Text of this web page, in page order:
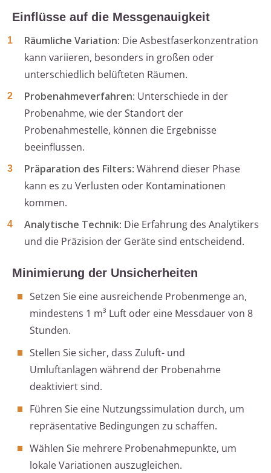
Einflüsse auf die Messgenauigkeit
Räumliche Variation: Die Asbestfaserkonzentration
kann variieren, besonders in großen oder
unterschiedlich belüfteten Räumen.
Probenahmeverfahren: Unterschiede in der
Probenahme, wie der Standort der
Probenahmestelle, können die Ergebnisse
beeinflussen.
Präparation des Filters: Während dieser Phase
kann es zu Verlusten oder Kontaminationen
kommen.
Analytische Technik: Die Erfahrung des Analytikers
und die Präzision der Geräte sind entscheidend.
Minimierung der Unsicherheiten
Setzen Sie eine ausreichende Probenmenge an,
mindestens 1 m³ Luft oder eine Messdauer von 8
Stunden.
Stellen Sie sicher, dass Zuluft- und
Umluftanlagen während der Probenahme
deaktiviert sind.
Führen Sie eine Nutzungssimulation durch, um
repräsentative Bedingungen zu schaffen.
Wählen Sie mehrere Probenahmepunkte, um
lokale Variationen auszugleichen.